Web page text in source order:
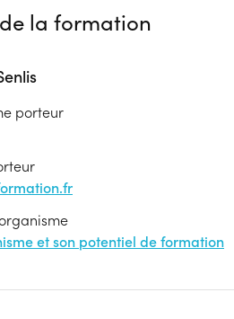
la formation
porteur
et son potentiel de formation